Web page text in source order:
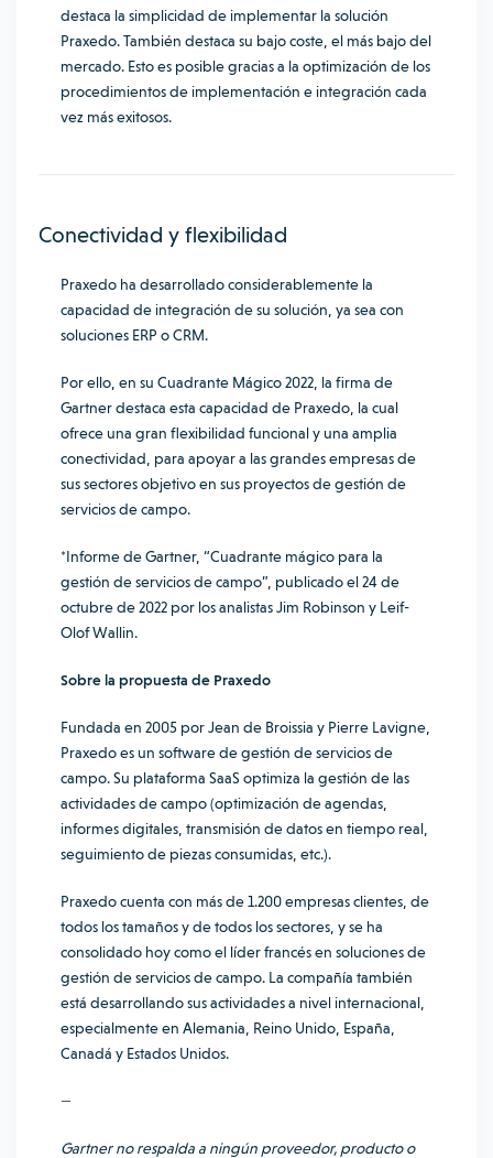
destaca la simplicidad de implementar la solución
Praxedo. También destaca su bajo coste, el más bajo del
mercado. Esto es posible gracias a la optimización de los
procedimientos de implementación e integración cada
vez más exitosos.
Conectividad y flexibilidad
Praxedo ha desarrollado considerablemente la
capacidad de integración de su solución, ya sea con
soluciones ERP o CRM.
Por ello, en su Cuadrante Mágico 2022, la firma de
Gartner destaca esta capacidad de Praxedo, la cual
ofrece una gran flexibilidad funcional y una amplia
conectividad, para apoyar a las grandes empresas de
sus sectores objetivo en sus proyectos de gestión de
servicios de campo.
*Informe de Gartner, “Cuadrante mágico para la
gestión de servicios de campo”, publicado el 24 de
octubre de 2022 por los analistas Jim Robinson y Leif-
Olof Wallin.
Sobre la propuesta de Praxedo
Fundada en 2005 por Jean de Broissia y Pierre Lavigne,
Praxedo es un software de gestión de servicios de
campo. Su plataforma SaaS optimiza la gestión de las
actividades de campo (optimización de agendas,
informes digitales, transmisión de datos en tiempo real,
seguimiento de piezas consumidas, etc.).
Praxedo cuenta con más de 1.200 empresas clientes, de
todos los tamaños y de todos los sectores, y se ha
consolidado hoy como el líder francés en soluciones de
gestión de servicios de campo. La compañía también
está desarrollando sus actividades a nivel internacional,
especialmente en Alemania, Reino Unido, España,
Canadá y Estados Unidos.
—
Gartner no respalda a ningún proveedor, producto o